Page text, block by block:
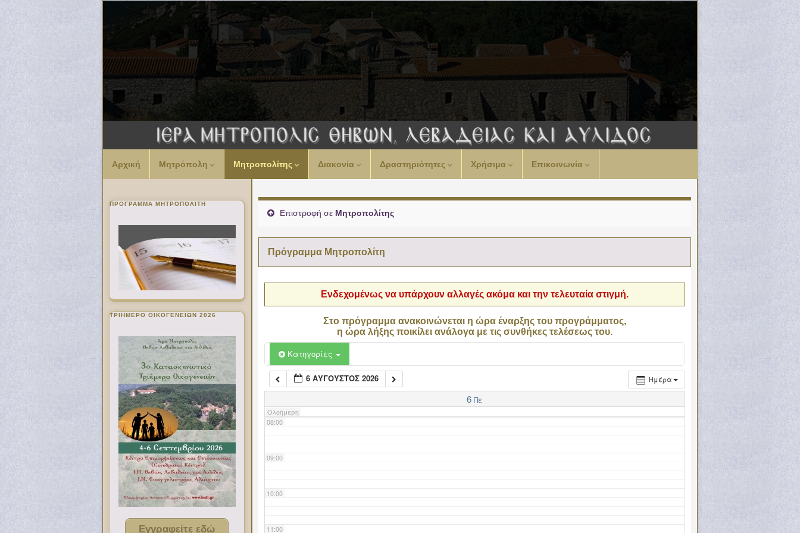
Αρχική Μητρόπολη Μητροπολίτης Διακονία Δραστηριότητες Χρήσιμα Επικοινωνία
Επιστροφή σε Μητροπολίτης
Πρόγραμμα Μητροπολίτη
Ενδεχομένως να υπάρχουν αλλαγές ακόμα και την τελευταία στιγμή.
Στο πρόγραμμα ανακοινώνεται η ώρα έναρξης του προγράμματος,
η ώρα λήξης ποικίλει ανάλογα με τις συνθήκες τελέσεως του.
Κατηγορίες
Ημέρα
6 ΑΎΓΟΥΣΤΟΣ 2026
6 Πε
Ολοήμερη
00:00
02:00
06:00
07:00
08:00
09:00
10:00
11:00
ΠΡΌΓΡΑΜΜΑ ΜΗΤΡΟΠΟΛΊΤΗ
ΤΡΙΗΜΕΡΟ ΟΙΚΟΓΕΝΕΙΩΝ 2026
Εγγραφείτε εδώ